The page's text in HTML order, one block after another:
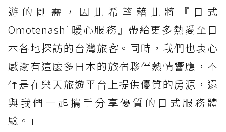
遊的剛需，因此希望藉此將『日式
Omotenashi 暖心服務』帶給更多熱愛至日
本各地探訪的台灣旅客。同時，我們也衷心
感謝有這麼多日本的旅宿夥伴熱情響應，不
僅是在樂天旅遊平台上提供優質的房源，還
與我們一起攜手分享優質的日式服務體
驗。」